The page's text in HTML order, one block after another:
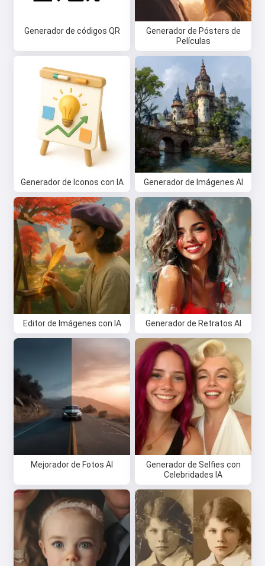
Generador de códigos QR
Generador de Pósters de
Películas
Generador de Iconos con IA Generador de Imágenes AI
Editor de Imágenes con IA Generador de Retratos AI
Mejorador de Fotos AI
Generador de Selfies con
Celebridades IA